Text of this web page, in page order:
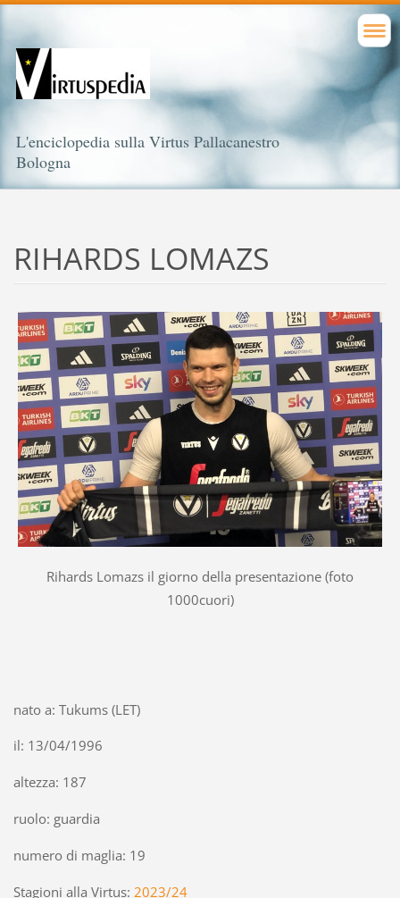
L'enciclopedia sulla Virtus Pallacanestro
Bologna
RIHARDS LOMAZS
Rihards Lomazs il giorno della presentazione (foto
1000cuori)
nato a: Tukums (LET)
il: 13/04/1996
altezza: 187
ruolo: guardia
numero di maglia: 19
Stagioni alla Virtus: 2023/24